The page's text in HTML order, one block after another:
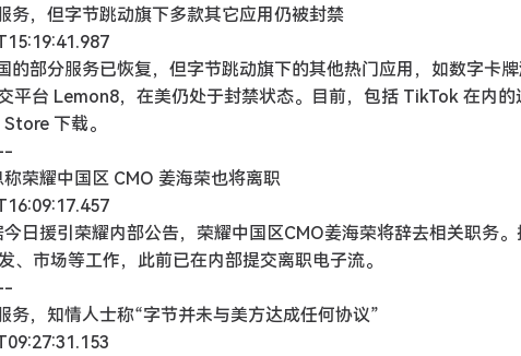
务，但字节跳动旗下多款其它应用仍被封禁
的部分服务已恢复，但字节跳动旗下的其他热门应用，如数字卡
平台 Lemon8，在美仍处于封禁状态。目前，包括 TikTok 在内
下载。
荣耀中国区 CMO 姜海荣也将离职
日援引荣耀内部公告，荣耀中国区CMO姜海荣将辞去相关职务
、市场等工作，此前已在内部提交离职电子流。
务，知情人士称“字节并未与美方达成任何协议”